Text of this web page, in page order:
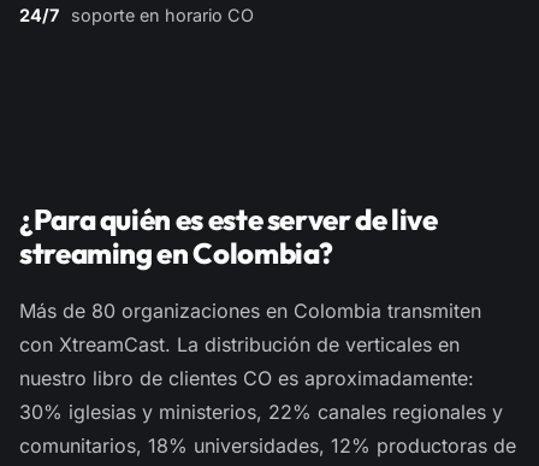
24/7
soporte en horario CO
¿Para quién es este server de live
streaming en Colombia?
Más de 80 organizaciones en Colombia transmiten
con XtreamCast. La distribución de verticales en
nuestro libro de clientes CO es aproximadamente:
30% iglesias y ministerios, 22% canales regionales y
comunitarios, 18% universidades, 12% productoras de